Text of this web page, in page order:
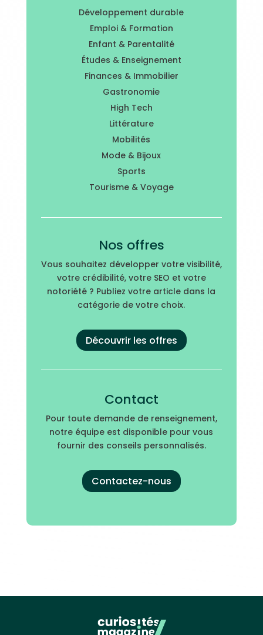
Développement durable
Emploi & Formation
Enfant & Parentalité
Études & Enseignement
Finances & Immobilier
Gastronomie
High Tech
Littérature
Mobilités
Mode & Bijoux
Sports
Tourisme & Voyage
Nos offres
Vous souhaitez développer votre visibilité,
votre crédibilité, votre SEO et votre
notoriété ? Publiez votre article dans la
catégorie de votre choix.
Découvrir les offres
Contact
Pour toute demande de renseignement,
notre équipe est disponible pour vous
fournir des conseils personnalisés.
Contactez-nous